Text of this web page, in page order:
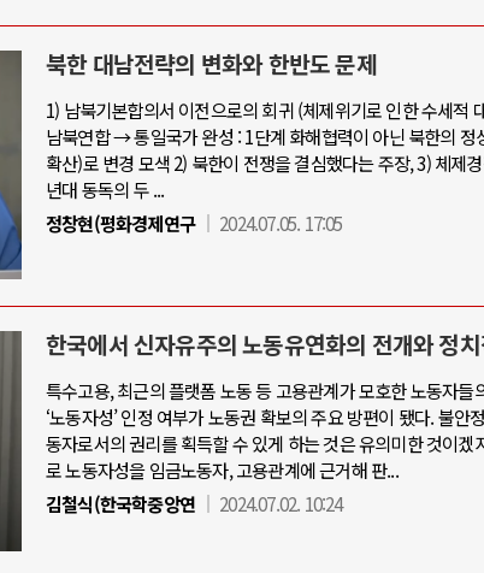
북한 대남전략의 변화와 한반도 문제
1) 남북기본합의서 이전으로의 회귀 (체제위기로 인한 수세적
남북연합 → 통일국가 완성 : 1단계 화해협력이 아닌 북한의 정
확산)로 변경 모색 2) 북한이 전쟁을 결심했다는 주장, 3) 체제
년대 동독의 두 ...
정창현(평화경제연구
2024.07.05. 17:05
한국에서 신자유주의 노동유연화의 전개와 정
특수고용, 최근의 플랫폼 노동 등 고용관계가 모호한 노동자들
‘노동자성’ 인정 여부가 노동권 확보의 주요 방편이 됐다. 불안
동자로서의 권리를 획득할 수 있게 하는 것은 유의미한 것이겠
로 노동자성을 임금노동자, 고용관계에 근거해 판...
김철식(한국학중앙연
2024.07.02. 10:24